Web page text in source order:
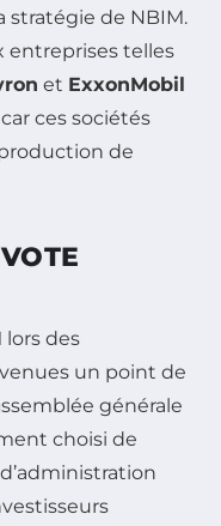
stratégie de NBIM.
entreprises telles
et ExxonMobil
ces sociétés
de
lors des
un point de
générale
choisi de